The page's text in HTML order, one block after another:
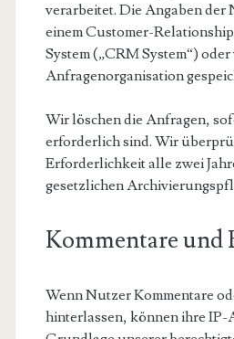
verarbeitet. Die Angaben der
einem Customer-
System („CRM System“)
Anfragenorganisation
Wir löschen die Anfragen,
erforderlich sind. Wir
Erforderlichkeit alle zwei
gesetzlichen
Kommentare und
Wenn Nutzer Kommentare
hinterlassen, können ihre IP-